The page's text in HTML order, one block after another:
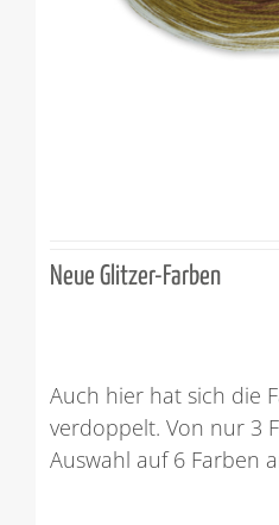
Neue Glitzer-Farben
Auch hier hat sich die
verdoppelt. Von nur 3
Auswahl auf 6 Farben